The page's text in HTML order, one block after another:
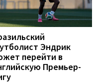
Эндрик
перейти в
Премьер-